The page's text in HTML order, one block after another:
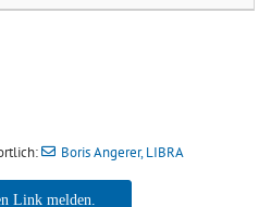
Boris Angerer, LIBRA